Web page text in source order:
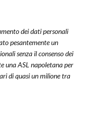
dei dati personali
pesantemente un
senza il consenso dei
una ASL napoletana per
di quasi un milione tra